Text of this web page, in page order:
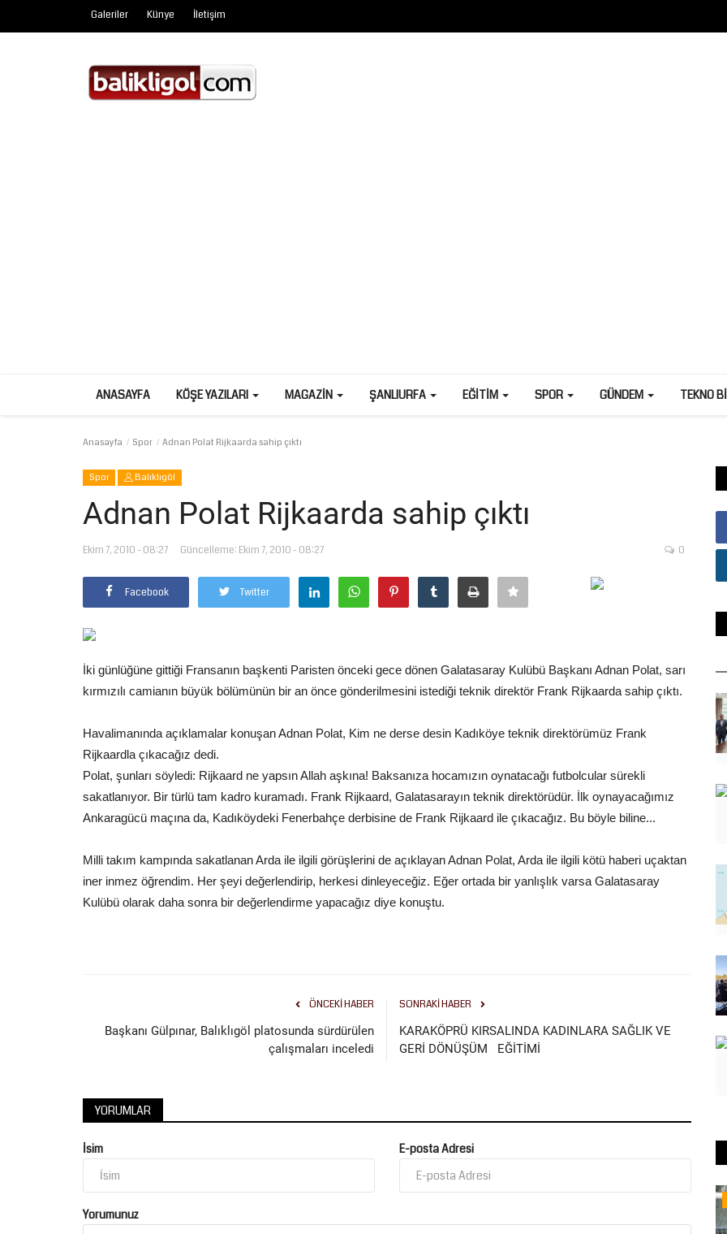
Galeriler Künye İletişim
ANASAYFA KÖŞE YAZILARI MAGAZIN ŞANLIURFA EĞITIM SPOR GÜNDEM TEKNO
Anasayfa Spor Adnan Polat Rijkaarda sahip çıktı
Spor Balıklıgöl
Adnan Polat Rijkaarda sahip çıktı
Ekim 7, 2010 - 08:27 Güncelleme: Ekim 7, 2010 - 08:27 0
Facebook Twitter
İki günlüğüne gittiği Fransanın başkenti Paristen önceki gece dönen Galatasaray Kulübü Başkanı Adnan Polat, sarı
kırmızılı camianın büyük bölümünün bir an önce gönderilmesini istediği teknik direktör Frank Rijkaarda sahip çıktı.
Havalimanında açıklamalar konuşan Adnan Polat, Kim ne derse desin Kadıköye teknik direktörümüz Frank
Rijkaardla çıkacağız dedi.
Polat, şunları söyledi: Rijkaard ne yapsın Allah aşkına! Baksanıza hocamızın oynatacağı futbolcular sürekli
sakatlanıyor. Bir türlü tam kadro kuramadı. Frank Rijkaard, Galatasarayın teknik direktörüdür. İlk oynayacağımız
Ankaragücü maçına da, Kadıköydeki Fenerbahçe derbisine de Frank Rijkaard ile çıkacağız. Bu böyle biline...
Milli takım kampında sakatlanan Arda ile ilgili görüşlerini de açıklayan Adnan Polat, Arda ile ilgili kötü haberi uçaktan
iner inmez öğrendim. Her şeyi değerlendirip, herkesi dinleyeceğiz. Eğer ortada bir yanlışlık varsa Galatasaray
Kulübü olarak daha sonra bir değerlendirme yapacağız diye konuştu.
ÖNCEKI HABER
Başkanı Gülpınar, Balıklıgöl platosunda sürdürülen
çalışmaları inceledi
SONRAKI HABER
KARAKÖPRÜ KIRSALINDA KADINLARA SAĞLIK VE
GERİ DÖNÜŞÜM EĞİTİMİ
YORUMLAR
İsim E-posta Adresi
Yorumunuz